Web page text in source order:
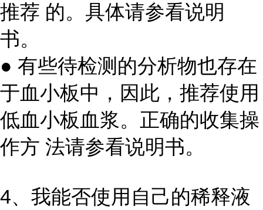
推荐 的。具体请参看说明
书。
● 有些待检测的分析物也存在
于血小板中，因此，推荐使用
低血小板血浆。正确的收集操
作方 法请参看说明书。
4、我能否使用自己的稀释液